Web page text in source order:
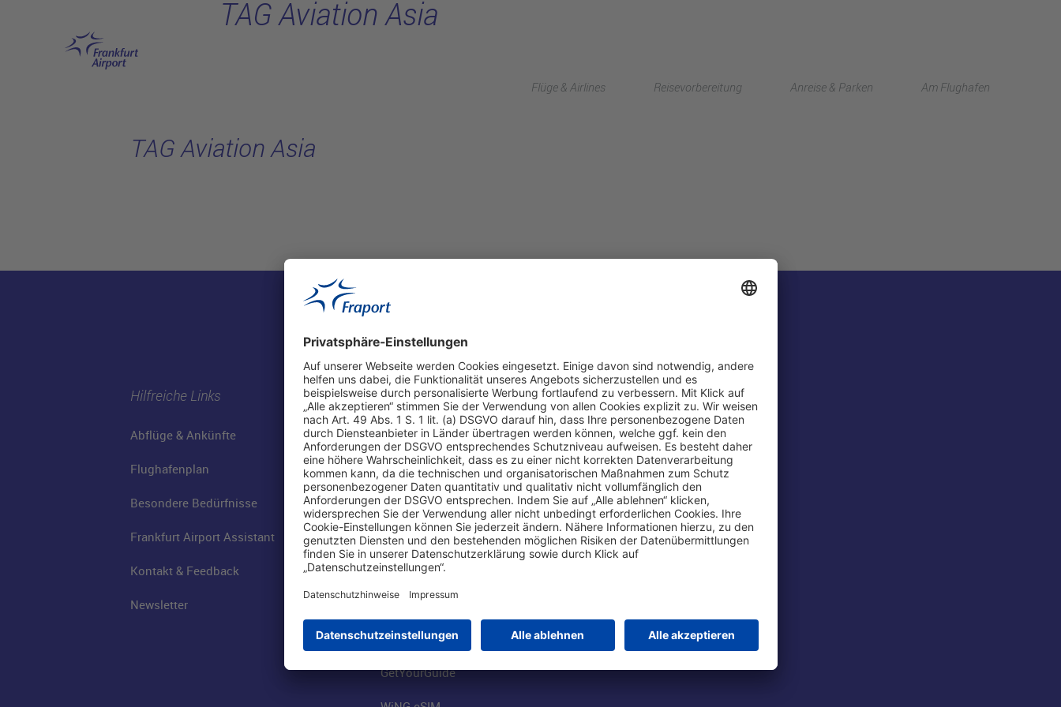
Flüge & Airlines Reisevorbereitung Anreise & Parken Am Flughafen
TAG Aviation Asia
TAG Aviation Asia
Hilfreiche Links
Abflüge & Ankünfte
Flughafenplan
Besondere Bedürfnisse
Frankfurt Airport Assistant
Kontakt & Feedback
Newsletter
Online einkaufen & buchen
Parkplätze
Online-Shop
Besucherservices
FRA SmartWay
Hotels am Standort
Mietwagen weltweit
Flüge buchen
GetYourGuide
Über uns
Fraport AG
Business am Airport
FRA Eventlocations
Jobs am Airport
Konzernstrategie